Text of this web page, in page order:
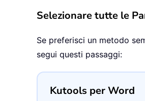
Selezionare tutte le
Se preferisci un metodo
segui questi passaggi:
Kutools per Word